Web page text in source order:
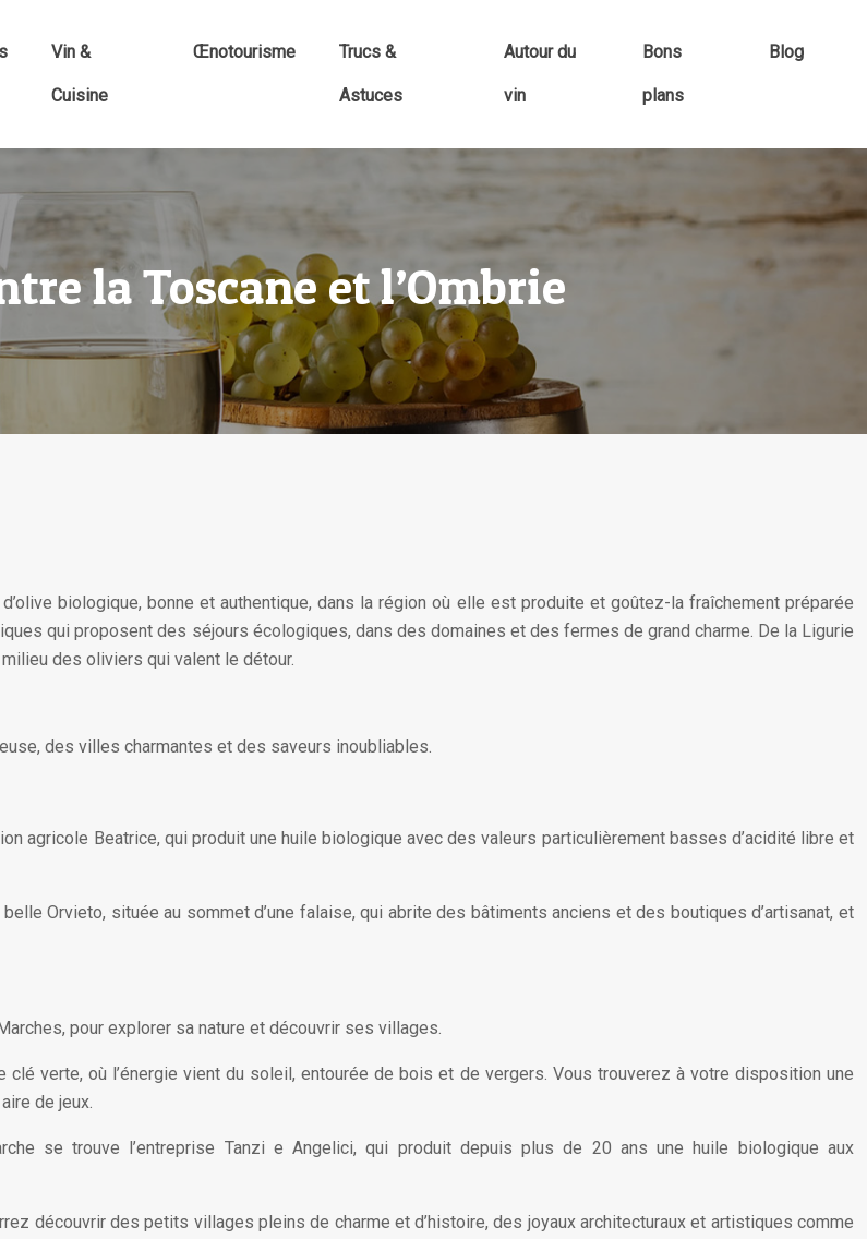
Vin &
Cuisine
Œnotourisme Trucs &
Astuces
Autour du
vin
Bons
plans
Blog
la Toscane et l’Ombrie
biologique, bonne et authentique, dans la région où elle est produite et goûtez-la fraîchement préparée
qui proposent des séjours écologiques, dans des domaines et des fermes de grand charme. De la Ligurie
des oliviers qui valent le détour.
des villes charmantes et des saveurs inoubliables.
agricole Beatrice, qui produit une huile biologique avec des valeurs particulièrement basses d’acidité libre et
Orvieto, située au sommet d’une falaise, qui abrite des bâtiments anciens et des boutiques d’artisanat, et
pour explorer sa nature et découvrir ses villages.
verte, où l’énergie vient du soleil, entourée de bois et de vergers. Vous trouverez à votre disposition une
de jeux.
se trouve l’entreprise Tanzi e Angelici, qui produit depuis plus de 20 ans une huile biologique aux
découvrir des petits villages pleins de charme et d’histoire, des joyaux architecturaux et artistiques comme